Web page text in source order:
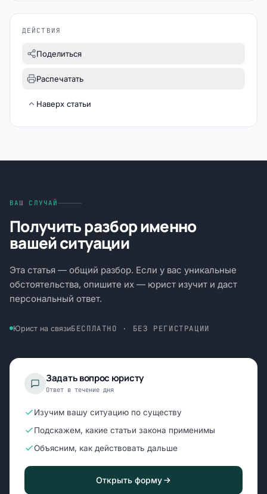
ДЕЙСТВИЯ
Поделиться
Распечатать
Наверх статьи
ВАШ СЛУЧАЙ
Получить разбор именно
вашей ситуации
Эта статья — общий разбор. Если у вас уникальные
обстоятельства, опишите их — юрист изучит и даст
персональный ответ.
Юрист на связиБЕСПЛАТНО · БЕЗ РЕГИСТРАЦИИ
Задать вопрос юристу
Ответ в течение дня
Изучим вашу ситуацию по существу
Подскажем, какие статьи закона применимы
Объясним, как действовать дальше
Открыть форму